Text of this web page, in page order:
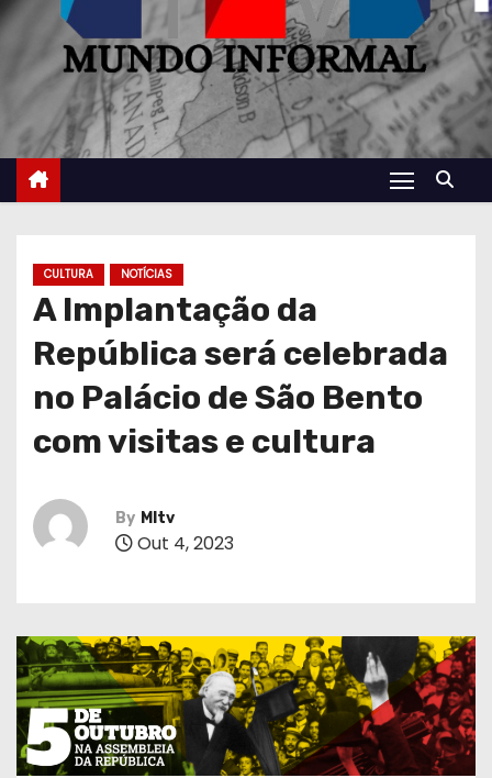
CULTURA NOTÍCIAS
A Implantação da
República será celebrada
no Palácio de São Bento
com visitas e cultura
By MItv
Out 4, 2023